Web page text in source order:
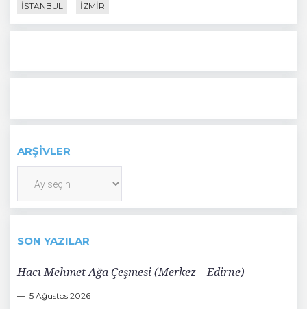
İSTANBUL İZMIR
ARŞIVLER
SON YAZILAR
Hacı Mehmet Ağa Çeşmesi (Merkez – Edirne)
5 Ağustos 2026